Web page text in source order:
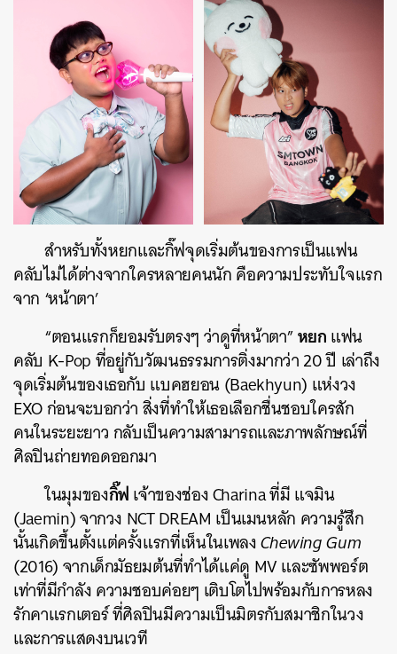
สำหรับทั้งหยกและกิ๊ฟจุดเริ่มต้นของการเป็นแฟน
คลับไม่ได้ต่างจากใครหลายคนนัก คือความประทับใจแรก
จาก ‘หน้าตา’
“ตอนแรกก็ยอมรับตรงๆ ว่าดูที่หน้าตา”หยกแฟน
คลับ K-Pop ที่อยู่กับวัฒนธรรมการติ่งมากว่า 20 ปี เล่าถึง
จุดเริ่มต้นของเธอกับ แบคฮยอน (Baekhyun) แห่งวง
EXO ก่อนจะบอกว่า สิ่งที่ทำให้เธอเลือกชื่นชอบใครสัก
คนในระยะยาว กลับเป็นความสามารถและภาพลักษณ์ที่
ศิลปินถ่ายทอดออกมา
ในมุมของกิ๊ฟเจ้าของช่อง Charina ที่มี แจมิน
(Jaemin) จากวง NCT DREAM เป็นเมนหลัก ความรู้สึก
นั้นเกิดขึ้นตั้งแต่ครั้งแรกที่เห็นในเพลงChewing Gum
(2016) จากเด็กมัธยมต้นที่ทำได้แค่ดู MV และซัพพอร์ต
เท่าที่มีกำลัง ความชอบค่อยๆ เติบโตไปพร้อมกับการหลง
รักคาแรกเตอร์ ที่ศิลปินมีความเป็นมิตรกับสมาชิกในวง
และการแสดงบนเวที